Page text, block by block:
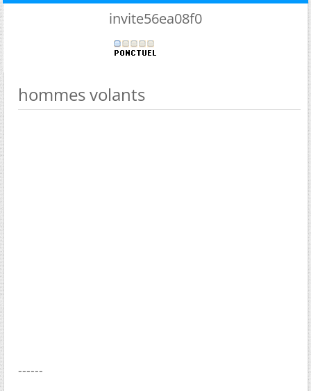
invite56ea08f0
hommes volants
------